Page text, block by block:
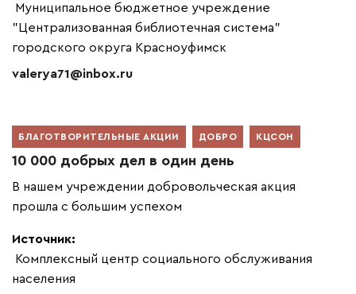
Муниципальное бюджетное учреждение
"Централизованная библиотечная система"
городского округа Красноуфимск
valerya71@inbox.ru
БЛАГОТВОРИТЕЛЬНЫЕ АКЦИИ ДОБРО КЦСОН
10 000 добрых дел в один день
В нашем учреждении добровольческая акция
прошла с большим успехом
Источник:
Комплексный центр социального обслуживания
населения